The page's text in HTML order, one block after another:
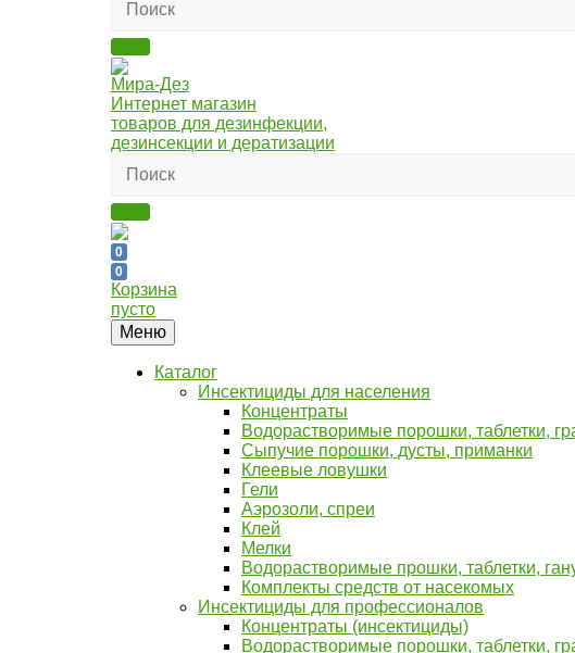
Мира-Дез
Интернет магазин
товаров для дезинфекции,
дезинсекции и дератизации
0
0
Корзина
пусто
Меню
Каталог
Инсектициды для населения
Концентраты
Водорастворимые порошки, таблетки,
Сыпучие порошки, дусты, приманки
Клеевые ловушки
Гели
Аэрозоли, спреи
Клей
Мелки
Водорастворимые прошки, таблетки,
Комплекты средств от насекомых
Инсектициды для профессионалов
Концентраты (инсектициды)
Водорастворимые порошки, таблетки,